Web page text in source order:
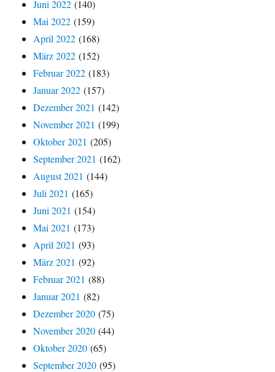
Juni 2022 (140)
Mai 2022 (159)
April 2022 (168)
März 2022 (152)
Februar 2022 (183)
Januar 2022 (157)
Dezember 2021 (142)
November 2021 (199)
Oktober 2021 (205)
September 2021 (162)
August 2021 (144)
Juli 2021 (165)
Juni 2021 (154)
Mai 2021 (173)
April 2021 (93)
März 2021 (92)
Februar 2021 (88)
Januar 2021 (82)
Dezember 2020 (75)
November 2020 (44)
Oktober 2020 (65)
September 2020 (95)